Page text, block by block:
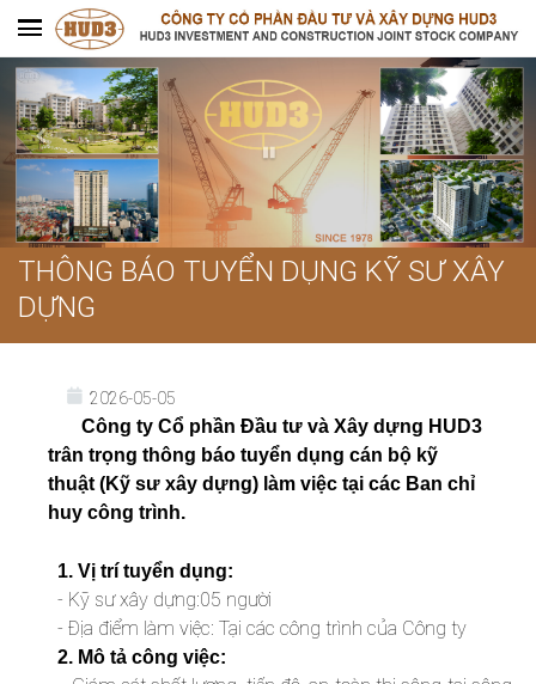
THÔNG BÁO TUYỂN DỤNG KỸ SƯ XÂY
DỰNG
2026-05-05
Công ty Cổ phần Đầu tư và Xây dựng HUD3
trân trọng thông báo tuyển dụng cán bộ kỹ
thuật (Kỹ sư xây dựng) làm việc tại các Ban chỉ
huy công trình.
1. Vị trí tuyển dụng:
- Kỹ sư xây dựng:05 người
- Địa điểm làm việc: Tại các công trình của Công ty
2. Mô tả công việc: